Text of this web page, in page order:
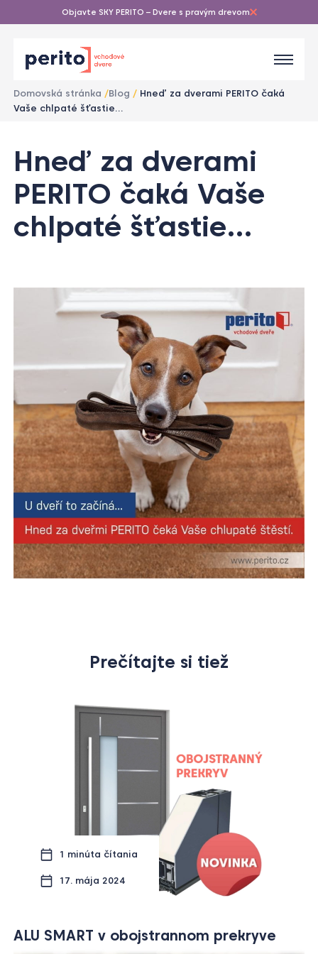
Objavte SKY PERITO – Dvere s pravým drevom
Domovská stránka /Blog / Hneď za dverami PERITO čaká
Vaše chlpaté šťastie…
Hneď za dverami
PERITO čaká Vaše
chlpaté šťastie…
Prečítajte si tiež
1 minúta čítania
17. mája 2024
ALU SMART v obojstrannom prekryve
1